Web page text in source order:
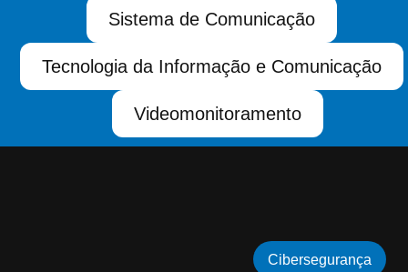
Sistema de Comunicação
Tecnologia da Informação e Comunicação
Videomonitoramento
Cibersegurança